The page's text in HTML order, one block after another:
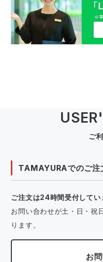
ご
TAMAYURAでのご注
ご注文は24時間受付してい
お問い合わせが土・日・祝
ります。
お